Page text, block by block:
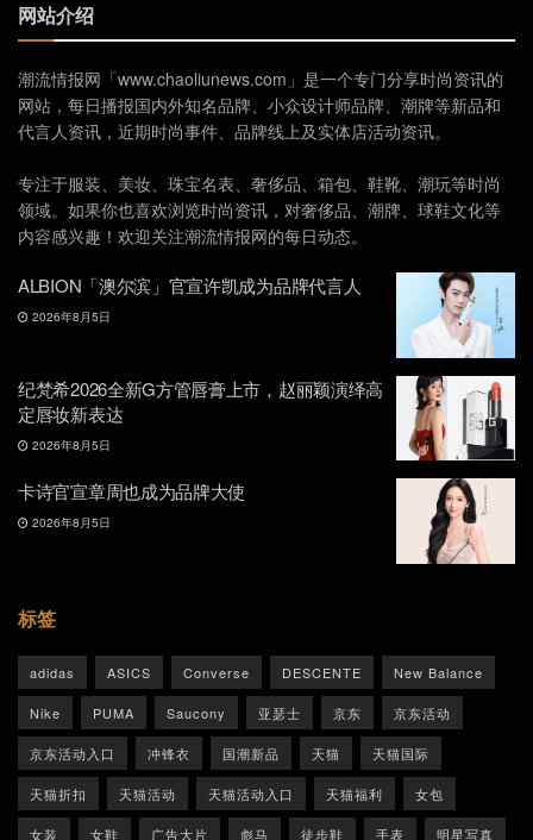
网站介绍
潮流情报网「www.chaoliunews.com」是一个专门分享时尚资讯的
网站，每日播报国内外知名品牌、小众设计师品牌、潮牌等新品和
代言人资讯，近期时尚事件、品牌线上及实体店活动资讯。
专注于服装、美妆、珠宝名表、奢侈品、箱包、鞋靴、潮玩等时尚
领域。如果你也喜欢浏览时尚资讯，对奢侈品、潮牌、球鞋文化等
内容感兴趣！欢迎关注潮流情报网的每日动态。
ALBION「澳尔滨」官宣许凯成为品牌代言人
2026年8月5日
纪梵希2026全新G方管唇膏上市，赵丽颖演绎高
定唇妆新表达
2026年8月5日
卡诗官宣章周也成为品牌大使
2026年8月5日
标签
adidas ASICS Converse DESCENTE New Balance
Nike PUMA Saucony 亚瑟士 京东 京东活动
京东活动入口 冲锋衣 国潮新品 天猫 天猫国际
天猫折扣 天猫活动 天猫活动入口 天猫福利 女包
女装 女鞋 广告大片 彪马 徒步鞋 手表 明星写真